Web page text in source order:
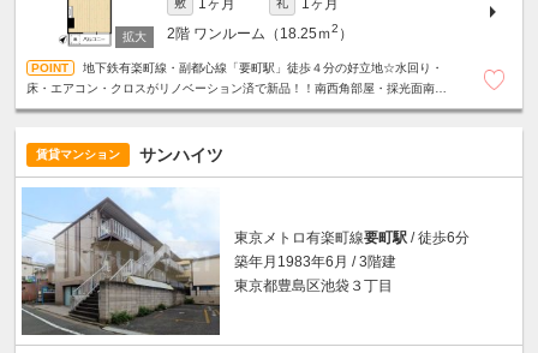
敷 1ヶ月 礼
1ヶ月
2階 ワンルーム（18.25ｍ2 ）
地下鉄有楽町線・副都心線「要町駅」徒歩４分の好立地☆水回り・
床・エアコン・クロスがリノベーション済で新品！！南西角部屋・採光面南側
賃貸マンション サンハイツ
東京メトロ有楽町線要町駅 / 徒歩6分
築年月1983年6月 / 3階建
東京都豊島区池袋３丁目